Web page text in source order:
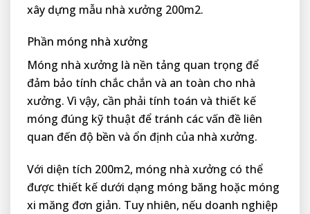
xây dựng mẫu nhà xưởng 200m2.
Phần móng nhà xưởng
Móng nhà xưởng là nền tảng quan trọng để
đảm bảo tính chắc chắn và an toàn cho nhà
xưởng. Vì vậy, cần phải tính toán và thiết kế
móng đúng kỹ thuật để tránh các vấn đề liên
quan đến độ bền và ổn định của nhà xưởng.
Với diện tích 200m2, móng nhà xưởng có thể
được thiết kế dưới dạng móng băng hoặc móng
xi măng đơn giản. Tuy nhiên, nếu doanh nghiệp